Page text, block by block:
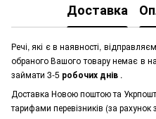
Доставка
Речі, які є в наявності,
обраного Вашого товару немає в
займати 3-5 робочих днів .
Доставка Новою поштою та
тарифами перевізників (за